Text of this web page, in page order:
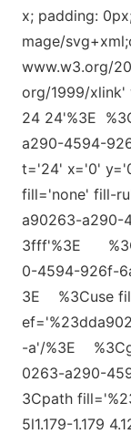
x; padding:
mage/
www.w3.org/
org/1999/xlink'
24 24'%3E
a290-4594-
t='24' x='0' y=
fill='none' fill-
a90263-a290-
3fff'%3E
0-4594-926f-
3E %3Cuse
ef=
-a'/%3E
0263-a290-
3Cpath fill=
5l1.179-1.179